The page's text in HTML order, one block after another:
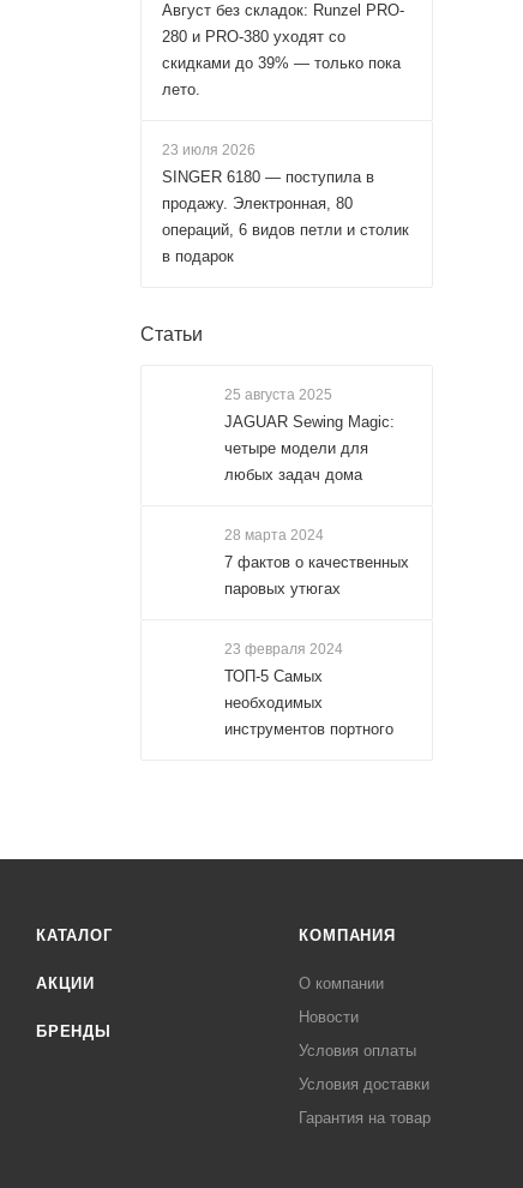
Август без складок: Runzel PRO-
280 и PRO-380 уходят со
скидками до 39% — только пока
лето.
23 июля 2026
SINGER 6180 — поступила в
продажу. Электронная, 80
операций, 6 видов петли и столик
в подарок
Статьи
25 августа 2025
JAGUAR Sewing Magic:
четыре модели для
любых задач дома
28 марта 2024
7 фактов о качественных
паровых утюгах
23 февраля 2024
ТОП-5 Самых
необходимых
инструментов портного
КАТАЛОГ
АКЦИИ
БРЕНДЫ
КОМПАНИЯ
О компании
Новости
Условия оплаты
Условия доставки
Гарантия на товар